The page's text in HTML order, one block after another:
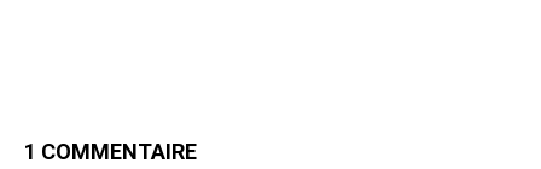
1 COMMENTAIRE